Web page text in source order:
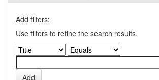
Add filters:
Use filters to refine the search results.